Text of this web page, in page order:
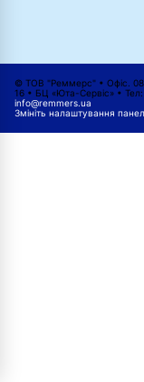
© ТОВ "Реммерс" • Офіс.
16 • БЦ «Юта-Сервіс» •
info@remmers.ua
Змініть налаштування